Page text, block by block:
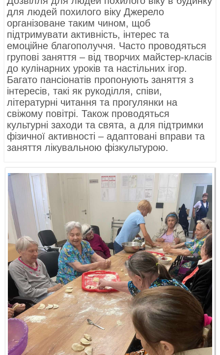
для людей похилого віку Джерело
організоване таким чином, щоб
підтримувати активність, інтерес та
емоційне благополуччя. Часто проводяться
групові заняття – від творчих майстер-класів
до кулінарних уроків та настільних ігор.
Багато пансіонатів пропонують заняття з
інтересів, такі як рукоділля, співи,
літературні читання та прогулянки на
свіжому повітрі. Також проводяться
культурні заходи та свята, а для підтримки
фізичної активності – адаптовані вправи та
заняття лікувальною фізкультурою.